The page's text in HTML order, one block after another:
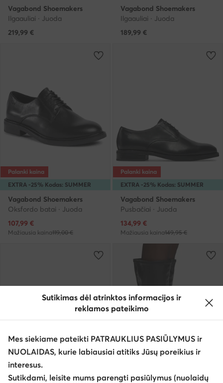
Vagabond Shoemakers
Ilgaauliai · Juoda
219,99 €
Vagabond Shoemakers
Ilgaauliai · Juoda
189,99 €
EXTRA -25% Kodas: SUMMER
Palanki kaina
Vagabond Shoemakers
Oksfordo batai · Juoda
Dabartinė kaina
107,99 €
Mažiausia kaina119,00 €
EXTRA -25% Kodas: SUMMER
Palanki kaina
Vagabond Shoemakers
Pusbačiai · Juoda
Dabartinė kaina
134,99 €
Mažiausia kaina149,95 €
Sutikimas dėl atrinktos informacijos ir
reklamos pateikimo
Mes siekiame pateikti PATRAUKLIUS PASIŪLYMUS ir
NUOLAIDAS, kurie labiausiai atitiks Jūsų poreikius ir
interesus.
Sutikdami, leisite mums parengti pasiūlymus (nuolaidų